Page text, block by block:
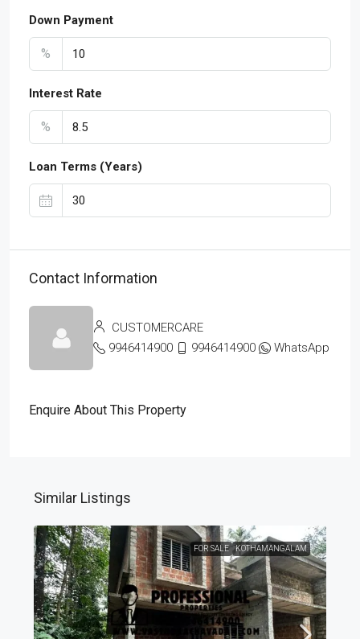
Down Payment
%
Interest Rate
%
Loan Terms (Years)
Contact Information
CUSTOMERCARE
9946414900
9946414900 WhatsApp
Enquire About This Property
Similar Listings
FOR SALE KOTHAMANGALAM